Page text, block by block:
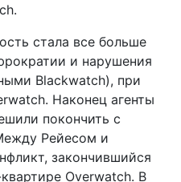
стала все больше
и нарушения
Blackwatch), при
Наконец агенты
покончить с
Рейесом и
закончившийся
Overwatch. В